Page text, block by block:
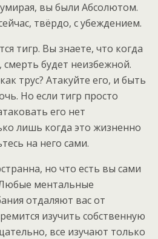
вы были Абсолютом.
твёрдо, с убеждением.
тигр. Вы знаете, что когда
смерть будет неизбежной.
трус? Атакуйте его, и быть
Но если тигр просто
его нет
лишь когда это жизненно
на него сами.
но что есть вы сами
ментальные
отдаляют вас от
изучить собственную
все изучают только